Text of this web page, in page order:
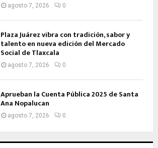
agosto 7, 2026 0
Plaza Juárez vibra con tradición, sabor y
talento en nueva edición del Mercado
Social de Tlaxcala
agosto 7, 2026 0
Aprueban la Cuenta Pública 2025 de Santa
Ana Nopalucan
agosto 7, 2026 0